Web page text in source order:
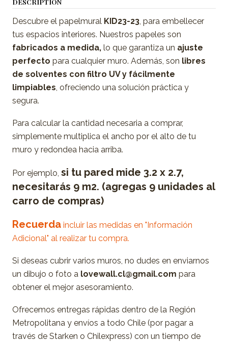
Descubre el papelmural KID23-23, para embellecer
tus espacios interiores. Nuestros papeles son
fabricados a medida, lo que garantiza un ajuste
perfecto para cualquier muro. Además, son libres
de solventes con filtro UV y fácilmente
limpiables, ofreciendo una solución práctica y
segura.
Para calcular la cantidad necesaria a comprar,
simplemente multiplica el ancho por el alto de tu
muro y redondea hacia arriba.
Por ejemplo, si tu pared mide 3.2 x 2.7,
necesitarás 9 m2. (agregas 9 unidades al
carro de compras)
Recuerda incluir las medidas en "Información
Adicional" al realizar tu compra.
Si deseas cubrir varios muros, no dudes en enviarnos
un dibujo o foto a lovewall.cl@gmail.com para
obtener el mejor asesoramiento.
Ofrecemos entregas rápidas dentro de la Región
Metropolitana y envíos a todo Chile (por pagar a
través de Starken o Chilexpress) con un tiempo de